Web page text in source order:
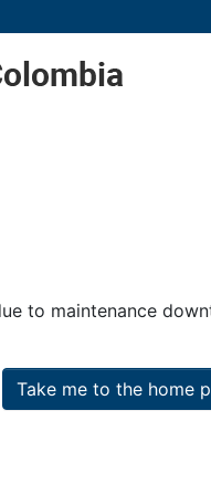
to maintenance
Take me to the home